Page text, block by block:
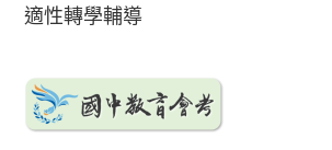
適性轉學輔導